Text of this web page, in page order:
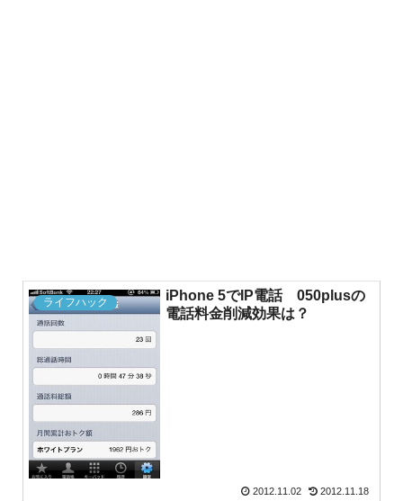
ライフハック
iPhone 5でIP電話 050plusの
電話料金削減効果は？
2012.11.02 2012.11.18